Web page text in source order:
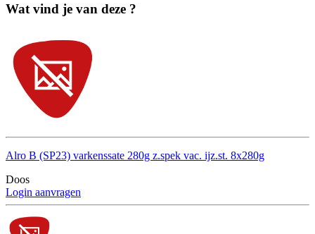
Wat vind je van deze ?
Alro B (SP23) varkenssate 280g z.spek vac. ijz.st. 8x280g
Doos
Login aanvragen